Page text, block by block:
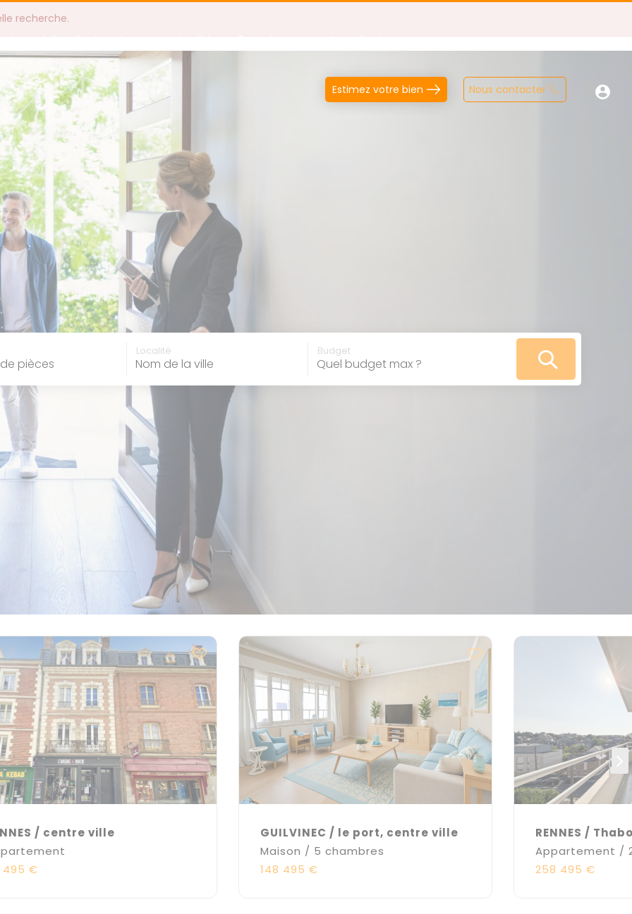
Immobilier d'entreprise Actualités Recrutement Avis clients
Estimez votre bien Nous contacter
recherche.
de pièces
LES
ANNONCES
/ centre ville
495 €
GUILVINEC / le port, centre ville
Maison / 5 chambres
148 495 €
RENNES /
Appartement /
258 495 €